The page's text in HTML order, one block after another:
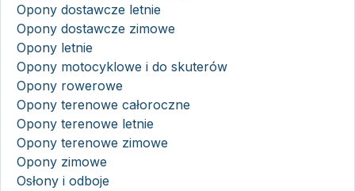
Opony dostawcze letnie
Opony dostawcze zimowe
Opony letnie
Opony motocyklowe i do skuterów
Opony rowerowe
Opony terenowe całoroczne
Opony terenowe letnie
Opony terenowe zimowe
Opony zimowe
Osłony i odboje